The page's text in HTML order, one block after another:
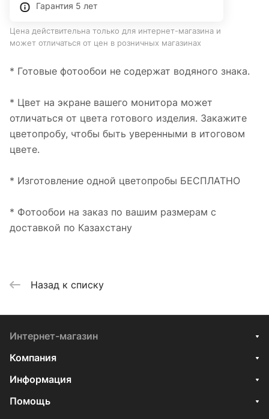
Гарантия 5 лет
Цена действительна только для интернет-магазина и
может отличаться от цен в розничных магазинах
* Готовые фотообои не содержат водяного знака.
* Цвет на экране вашего монитора может
отличаться от цвета готового изделия. Закажите
цветопробу, чтобы быть уверенными в итоговом
цвете.
* Изготовление одной цветопробы БЕСПЛАТНО
* Фотообои на заказ по вашим размерам с
доставкой по Казахстану
Назад к списку
Интернет-магазин
Компания
Информация
Помощь